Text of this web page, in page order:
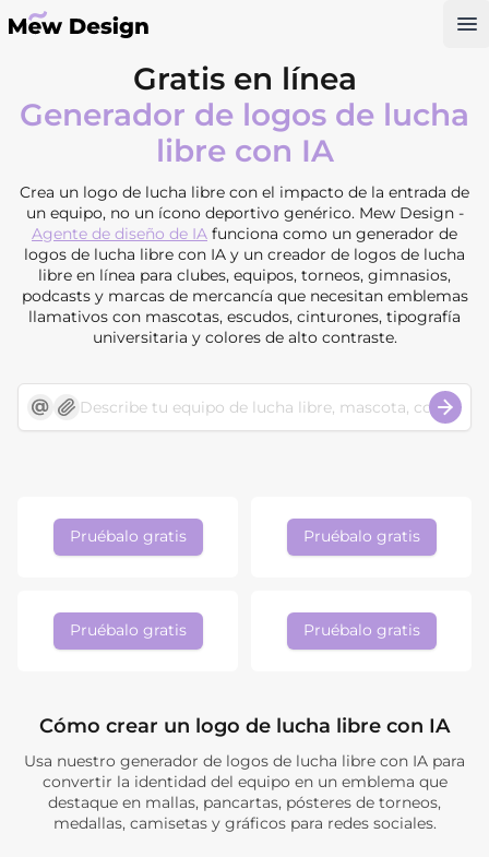
Gratis en línea
Generador de logos de lucha
libre con IA
Crea un logo de lucha libre con el impacto de la entrada de
un equipo, no un ícono deportivo genérico. Mew Design -
Agente de diseño de IA funciona como un generador de
logos de lucha libre con IA y un creador de logos de lucha
libre en línea para clubes, equipos, torneos, gimnasios,
podcasts y marcas de mercancía que necesitan emblemas
llamativos con mascotas, escudos, cinturones, tipografía
universitaria y colores de alto contraste.
Pruébalo gratis Pruébalo gratis
Pruébalo gratis Pruébalo gratis
Cómo crear un logo de lucha libre con IA
Usa nuestro generador de logos de lucha libre con IA para
convertir la identidad del equipo en un emblema que
destaque en mallas, pancartas, pósteres de torneos,
medallas, camisetas y gráficos para redes sociales.